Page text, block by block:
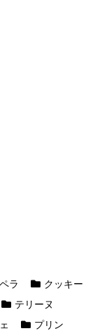
ラ
クッキー
テリーヌ
プリン